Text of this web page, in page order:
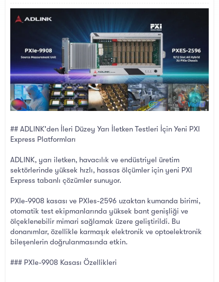
a
## ADLINK'den İleri Düzey Yarı İletken Testleri İçin Yeni PXI
Express Platformları
ADLINK, yarı iletken, havacılık ve endüstriyel üretim
sektörlerinde yüksek hızlı, hassas ölçümler için yeni PXI
Express tabanlı çözümler sunuyor.
PXIe-9908 kasası ve PXIes-2596 uzaktan kumanda birimi,
otomatik test ekipmanlarında yüksek bant genişliği ve
ölçeklenebilir mimari sağlamak üzere geliştirildi. Bu
donanımlar, özellikle karmaşık elektronik ve optoelektronik
bileşenlerin doğrulanmasında etkin.
### PXIe-9908 Kasası Özellikleri